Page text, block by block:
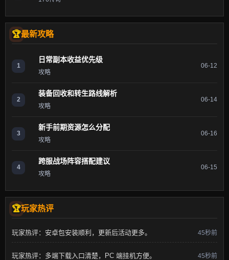
最新攻略
1
日常副本收益优先级
攻略
06-12
2
装备回收和转生路线解析
攻略
06-14
3
新手前期资源怎么分配
攻略
06-16
4
跨服战场阵容搭配建议
攻略
06-15
玩家热评
玩家热评：安卓包安装顺利，更新后活动更多。 45秒前
玩家热评：多端下载入口清楚，PC 端挂机方便。 45秒前